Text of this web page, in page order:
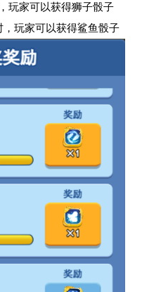
玩家可以获得狮子骰子
玩家可以获得鲨鱼骰子